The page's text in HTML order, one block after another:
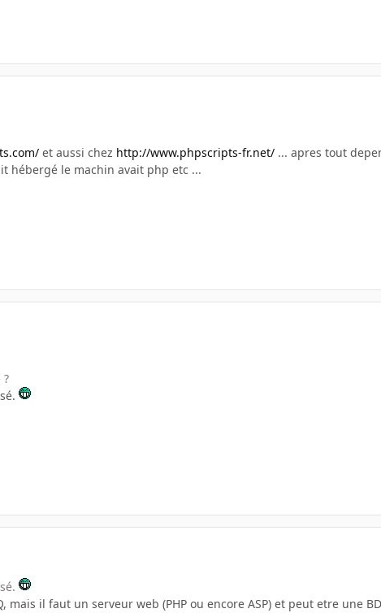
et aussi chez http://www.phpscripts-fr.net/ ... apres tout
hébergé le machin avait php etc ...
il faut un serveur web (PHP ou encore ASP) et peut etre une